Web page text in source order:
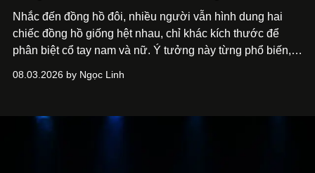
Nhắc đến đồng hồ đôi, nhiều người vẫn hình dung hai
chiếc đồng hồ giống hệt nhau, chỉ khác kích thước để
phân biệt cổ tay nam và nữ. Ý tưởng này từng phổ biến,
khá rập khuôn. Nói lời tạm biết hai phiên bản nam nữ
mải miết tìm kiếm sự đồng nhất tuyệt đối. Họ để những
đường nét, tỷ lệ và bảng màu nối liền hai thiết kế, dù mỗi
08.03.2026 by Ngọc Linh